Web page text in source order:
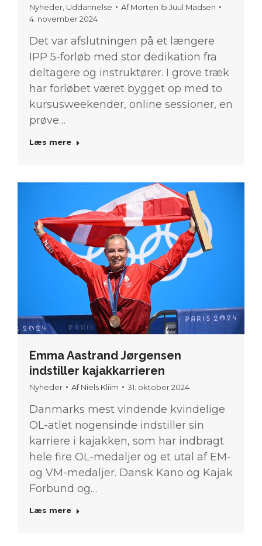
Nyheder, Uddannelse AfMorten Ib Juul Madsen
4. november 2024
Det var afslutningen på et længere
IPP 5-forløb med stor dedikation fra
deltagere og instruktører. I grove træk
har forløbet været bygget op med to
kursusweekender, online sessioner, en
prøve…
Læs mere
Emma Aastrand Jørgensen
indstiller kajakkarrieren
Nyheder AfNiels Kliim 31. oktober 2024
Danmarks mest vindende kvindelige
OL-atlet nogensinde indstiller sin
karriere i kajakken, som har indbragt
hele fire OL-medaljer og et utal af EM-
og VM-medaljer. Dansk Kano og Kajak
Forbund og…
Læs mere